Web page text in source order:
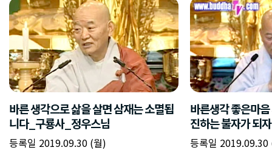
바른 생각으로 삶을 살면 삼재는 소멸됩
니다_구룡사_정우스님
등록일 2019.09.30 (월)
바른생각 좋은마
진하는 불자가 되
등록일 2019.09.30